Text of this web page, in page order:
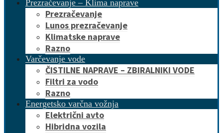
Prezračevanje – Klima naprave
Prezračevanje
Lunos prezračevanje
Klimatske naprave
Razno
Varčevanje vode
ČISTILNE NAPRAVE – ZBIRALNIKI VODE
Filtri za vodo
Razno
Energetsko varčna vožnja
Električni avto
Hibridna vozila